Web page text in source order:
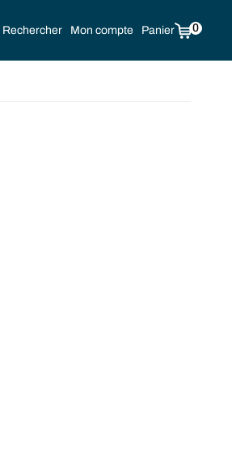
Rechercher Mon compte Panier 0